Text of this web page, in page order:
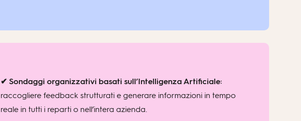
✔ Sondaggi organizzativi basati sull’Intelligenza Artificiale:
raccogliere feedback strutturati e generare informazioni in tempo
reale in tutti i reparti o nell’intera azienda.